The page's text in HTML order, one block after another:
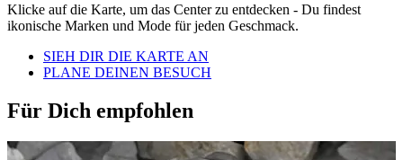
Klicke auf die Karte, um das Center zu entdecken - Du findest
ikonische Marken und Mode für jeden Geschmack.
SIEH DIR DIE KARTE AN
PLANE DEINEN BESUCH
Für Dich empfohlen